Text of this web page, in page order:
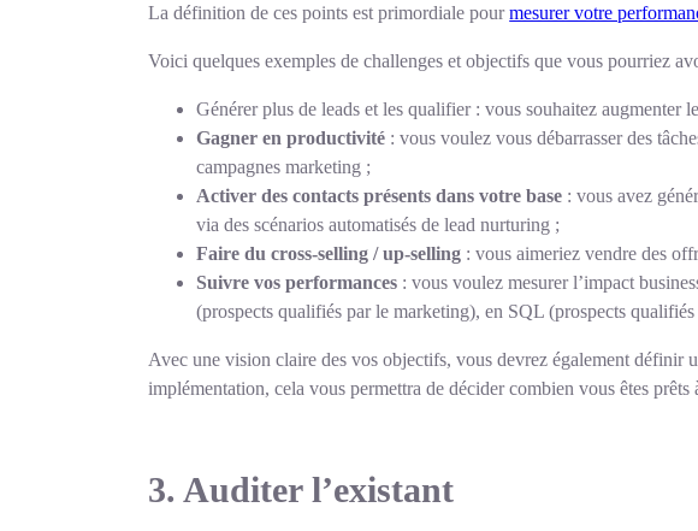
La définition de ces points est primordiale pourmesurer votre
Voici quelques exemples de challenges et objectifs que vous pourriez
Générer plus de leads et les qualifier : vous souhaitez augmenter
Gagner en productivité : vous voulez vous débarrasser des
campagnes marketing ;
Activer des contacts présents dans votre base : vous avez
via des scénarios automatisés de lead nurturing ;
Faire du cross-selling / up-selling : vous aimeriez vendre des
Suivre vos performances : vous voulez mesurer l’impact
(prospects qualifiés par le marketing), en SQL (prospects
Avec une vision claire des vos objectifs, vous devrez également définir
implémentation, cela vous permettra de décider combien vous êtes
3. Auditer l’existant